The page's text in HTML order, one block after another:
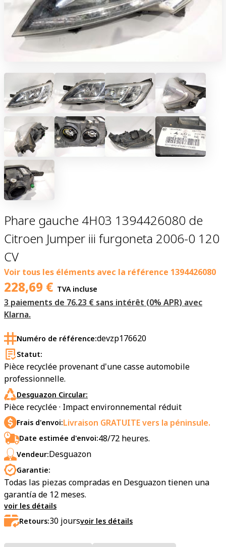
Phare gauche 4H03 1394426080 de
Citroen Jumper iii furgoneta 2006-0 120
CV
Voir tous les éléments avec la référence 1394426080
228,69 € TVA incluse
3 paiements de 76.23 € sans intérêt (0% APR) avec
Klarna.
Numéro de référence:devzp176620
Statut:
Pièce recyclée provenant d'une casse automobile
professionnelle.
Desguazon Circular:
Pièce recyclée · Impact environnemental réduit
Frais d'envoi:Livraison GRATUITE vers la péninsule.
Date estimée d'envoi:48/72 heures.
Vendeur:Desguazon
Garantie:
Todas las piezas compradas en Desguazon tienen una
garantía de 12 meses.
voir les détails
Retours:30 joursvoir les détails